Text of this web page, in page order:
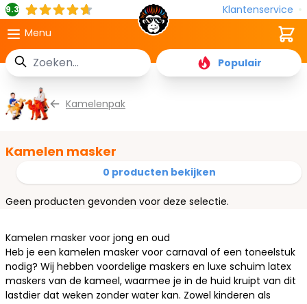
9.3
Klantenservice
Menu
Zoek
Populair
Cart
Kamelenpak
Kamelen masker
0 producten bekijken
Geen producten gevonden voor deze selectie.
Kamelen masker voor jong en oud
Heb je een kamelen masker voor carnaval of een toneelstuk
nodig? Wij hebben voordelige maskers en luxe schuim latex
maskers van de kameel, waarmee je in de huid kruipt van dit
lastdier dat weken zonder water kan. Zowel kinderen als